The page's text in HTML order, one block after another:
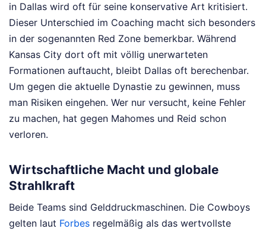
in Dallas wird oft für seine konservative Art kritisiert.
Dieser Unterschied im Coaching macht sich besonders
in der sogenannten Red Zone bemerkbar. Während
Kansas City dort oft mit völlig unerwarteten
Formationen auftaucht, bleibt Dallas oft berechenbar.
Um gegen die aktuelle Dynastie zu gewinnen, muss
man Risiken eingehen. Wer nur versucht, keine Fehler
zu machen, hat gegen Mahomes und Reid schon
verloren.
Wirtschaftliche Macht und globale
Strahlkraft
Beide Teams sind Gelddruckmaschinen. Die Cowboys
gelten laut Forbes regelmäßig als das wertvollste